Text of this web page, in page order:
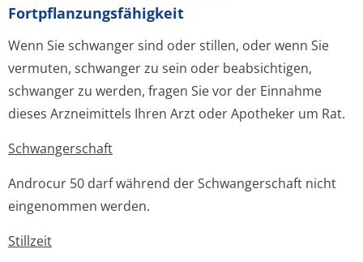
Fortpflanzungsfähig­keit
Wenn Sie schwanger sind oder stillen, oder wenn Sie
vermuten, schwanger zu sein oder beabsichtigen,
schwanger zu werden, fragen Sie vor der Einnahme
dieses Arzneimittels Ihren Arzt oder Apotheker um Rat.
Schwangerschaft
Androcur 50 darf während der Schwangerschaft nicht
eingenommen werden.
Stillzeit